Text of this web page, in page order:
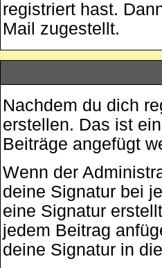
registriert hast.
Mail zugestellt.
Nachdem du dich
erstellen. Das ist
Beiträge angefügt
Wenn der
deine Signatur bei
eine Signatur
jedem Beitrag
deine Signatur in